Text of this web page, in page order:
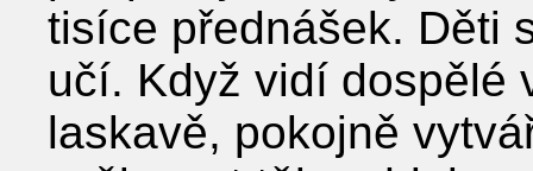
tisíce přednášek. Děti
učí. Když vidí dospělé
laskavě, pokojně